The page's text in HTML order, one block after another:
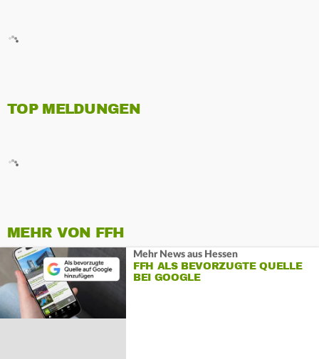
TOP MELDUNGEN
MEHR VON FFH
Mehr News aus Hessen
FFH ALS BEVORZUGTE QUELLE
BEI GOOGLE